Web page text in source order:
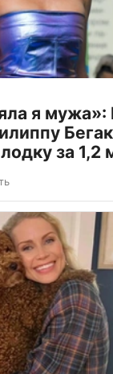
я мужа»:
за 1,2